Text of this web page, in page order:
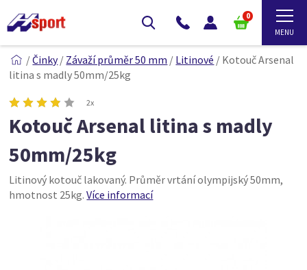
0
/Činky/ Závaží průměr 50 mm / Litinové / Kotouč Arsenal
litina s madly 50mm/25kg
2x
Kotouč Arsenal litina s madly
50mm/25kg
Litinový kotouč lakovaný. Průměr vrtání olympijský 50mm,
hmotnost 25kg.Více informací